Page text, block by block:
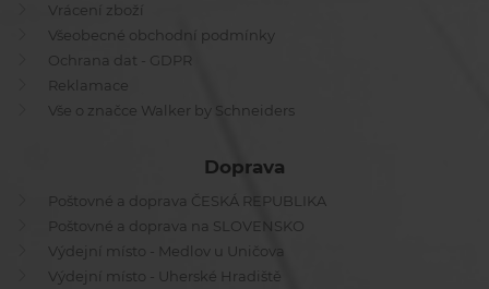
Vrácení zboží
Všeobecné obchodní podmínky
Ochrana dat - GDPR
Reklamace
Vše o značce Walker by Schneiders
Doprava
Poštovné a doprava ČESKÁ REPUBLIKA
Poštovné a doprava na SLOVENSKO
Výdejní místo - Medlov u Uničova
Výdejní místo - Uherské Hradiště